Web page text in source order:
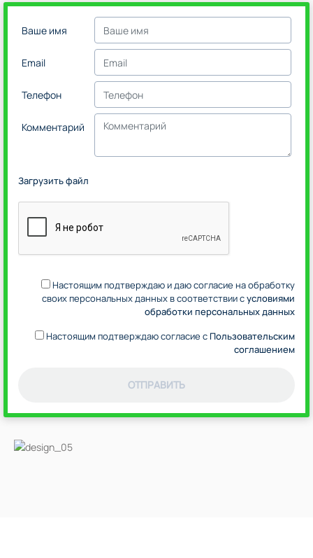
Ваше имя
Email
Телефон
Комментарий
Загрузить файл
Настоящим подтверждаю и даю согласие на обработку
своих персональных данных в соответствии сусловиями
обработки персональных данных
Настоящим подтверждаю согласие сПользовательским
соглашением
ОТПРАВИТЬ